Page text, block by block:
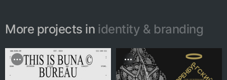
More projects in identity & branding